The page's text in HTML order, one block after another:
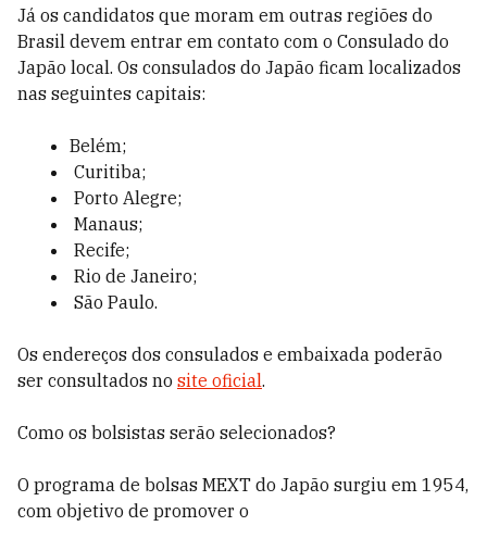
Já os candidatos que moram em outras regiões do
Brasil devem entrar em contato com o Consulado do
Japão local. Os consulados do Japão ficam localizados
nas seguintes capitais:
Belém;
Curitiba;
Porto Alegre;
Manaus;
Recife;
Rio de Janeiro;
São Paulo.
Os endereços dos consulados e embaixada poderão
ser consultados no site oficial.
Como os bolsistas serão selecionados?
O programa de bolsas MEXT do Japão surgiu em 1954,
com objetivo de promover o